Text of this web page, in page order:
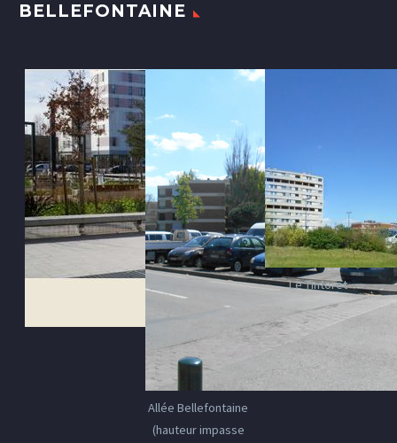
BELLEFONTAINE
Allée Bellefontaine
(hauteur impasse
Le Tintoret